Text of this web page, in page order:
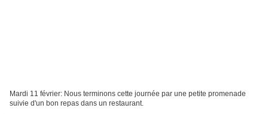
Mardi 11 février: Nous terminons cette journée par une petite promenade
suivie d'un bon repas dans un restaurant.